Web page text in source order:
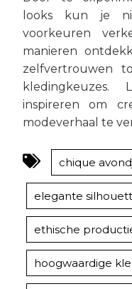
looks kun je
voorkeuren
manieren
zelfvertrouwen
inspireren om
modeverhaal te
chique
elegante
ethische
hoogwaardige